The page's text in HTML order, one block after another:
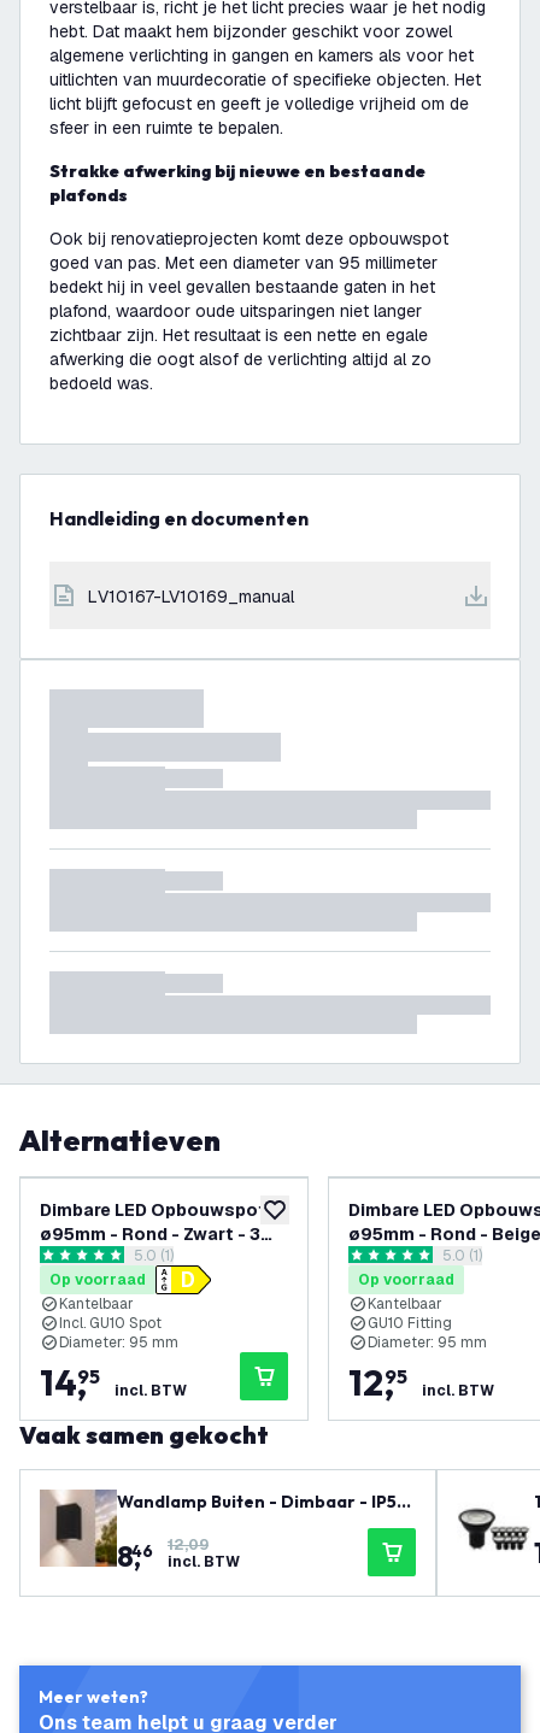
verstelbaar is, richt je het licht precies waar je het nodig
hebt. Dat maakt hem bijzonder geschikt voor zowel
algemene verlichting in gangen en kamers als voor het
uitlichten van muurdecoratie of specifieke objecten. Het
licht blijft gefocust en geeft je volledige vrijheid om de
sfeer in een ruimte te bepalen.
Strakke afwerking bij nieuwe en bestaande
plafonds
Ook bij renovatieprojecten komt deze opbouwspot
goed van pas. Met een diameter van 95 millimeter
bedekt hij in veel gevallen bestaande gaten in het
plafond, waardoor oude uitsparingen niet langer
zichtbaar zijn. Het resultaat is een nette en egale
afwerking die oogt alsof de verlichting altijd al zo
bedoeld was.
Handleiding en documenten
LV10167-LV10169_manual
Alternatieven
toevoegen aan verlanglijst
Dimbare LED Opbouwspot -
ø95mm - Rond - Zwart - 3W
- 2700K - Kantelbaar
reviews drawer openen
5 score sterren5.0 (1)
Op voorraad
Kantelbaar
Incl. GU10 Spot
Diameter: 95 mm
14,
95
incl. BTW
Dimbare LED
ø95mm - Rond -
GU10 Fitting -
reviews
5 score sterren5.0 (1)
Op voorraad
Kantelbaar
GU10 Fitting
Diameter: 95 mm
12,
95
incl. BTW
Vaak samen gekocht
Wandlamp Buiten - Dimbaar - IP54
- GU10 Fitting - Up & Down - Zwart
- Geschikt voor Binnen & Buiten
8,
46
12,09
incl. BTW
Meer weten?
Ons team helpt u graag verder